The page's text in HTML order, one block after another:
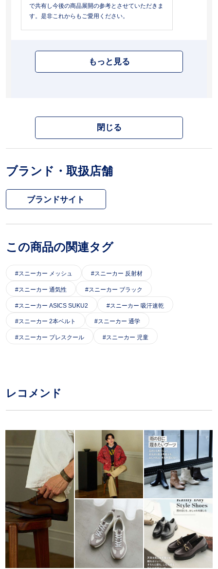
で共有し今後の商品展開の参考とさせていただきま
す。是非これからもご愛用ください。
もっと見る
閉じる
ブランド・取扱店舗
ブランドサイト
この商品の関連タグ
スニーカー メッシュ スニーカー 反射材
スニーカー 通気性 スニーカー ブラック
スニーカー ASICS SUKU2 スニーカー 吸汗速乾
スニーカー 2本ベルト スニーカー 通学
スニーカー プレスクール スニーカー 児童
レコメンド